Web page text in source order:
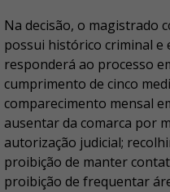
Na decisão, o magistrado
possui histórico criminal e
responderá ao processo
cumprimento de cinco
comparecimento mensal
ausentar da comarca por
autorização judicial;
proibição de manter
proibição de frequentar